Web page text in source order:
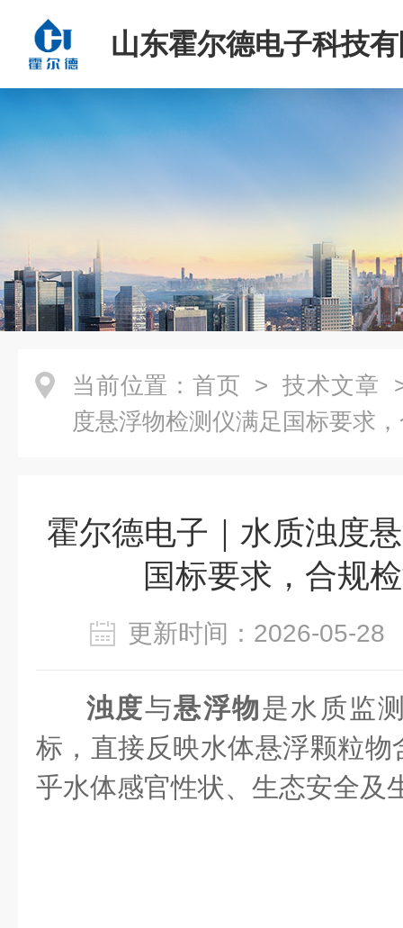
山东霍尔德电子科技
当前位置： 首页 > 技术文章
度悬浮物检测仪满足国标要求
霍尔德电子｜水质浊度
国标要求，合规
更新时间：2026-05-
浊度与悬浮物是水质监
标，直接反映水体悬浮颗粒
乎水体感官性状、生态安全及